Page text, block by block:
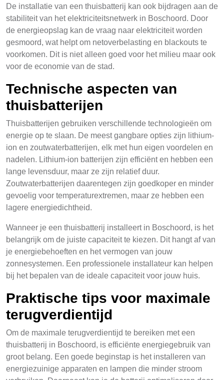
De installatie van een thuisbatterij kan ook bijdragen aan de
stabiliteit van het elektriciteitsnetwerk in Boschoord. Door
de energieopslag kan de vraag naar elektriciteit worden
gesmoord, wat helpt om netoverbelasting en blackouts te
voorkomen. Dit is niet alleen goed voor het milieu maar ook
voor de economie van de stad.
Technische aspecten van
thuisbatterijen
Thuisbatterijen gebruiken verschillende technologieën om
energie op te slaan. De meest gangbare opties zijn lithium-
ion en zoutwaterbatterijen, elk met hun eigen voordelen en
nadelen. Lithium-ion batterijen zijn efficiënt en hebben een
lange levensduur, maar ze zijn relatief duur.
Zoutwaterbatterijen daarentegen zijn goedkoper en minder
gevoelig voor temperaturextremen, maar ze hebben een
lagere energiedichtheid.
Wanneer je een thuisbatterij installeert in Boschoord, is het
belangrijk om de juiste capaciteit te kiezen. Dit hangt af van
je energiebehoeften en het vermogen van jouw
zonnesystemen. Een professionele installateur kan helpen
bij het bepalen van de ideale capaciteit voor jouw huis.
Praktische tips voor maximale
terugverdientijd
Om de maximale terugverdientijd te bereiken met een
thuisbatterij in Boschoord, is efficiënte energiegebruik van
groot belang. Een goede beginstap is het installeren van
energiezuinige apparaten en lampen die minder stroom